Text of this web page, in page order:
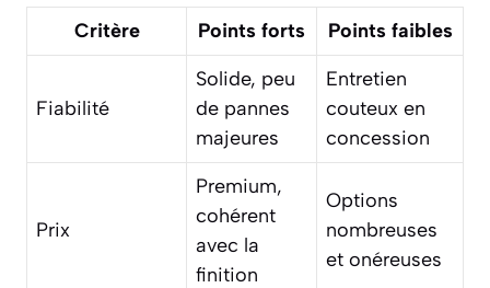
Critère Points forts Points faibles
Fiabilité
Solide, peu
de pannes
majeures
Entretien
couteux en
concession
Prix
Premium,
cohérent
avec la
finition
Options
nombreuses
et onéreuses